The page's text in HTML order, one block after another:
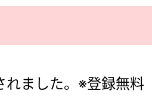
れました。※登録無料